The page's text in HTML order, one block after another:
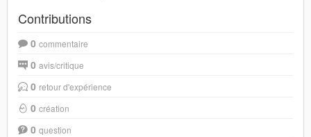
Contributions
0 commentaire
0 avis/critique
0 retour d'expérience
0 création
0 question